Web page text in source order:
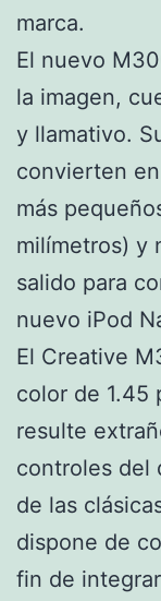
marca.
El nuevo
la imagen,
y llamativo.
convierten
más
milímetros) y
salido para
nuevo iPod
El Creative
color de 1.45
resulte
controles del
de las
dispone de
fin de